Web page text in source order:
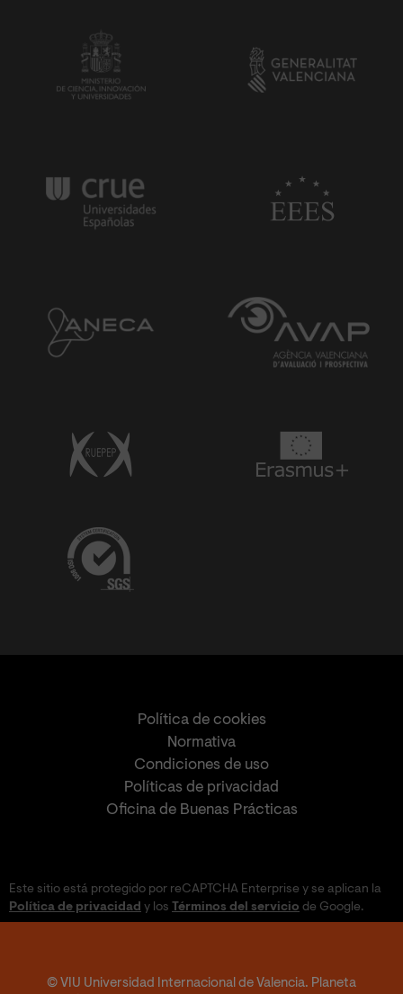
Política de cookies
Normativa
Condiciones de uso
Políticas de privacidad
Oficina de Buenas Prácticas
Este sitio está protegido por reCAPTCHA Enterprise y se aplican la
Política de privacidad y los Términos del servicio de Google.
© VIU Universidad Internacional de Valencia. Planeta